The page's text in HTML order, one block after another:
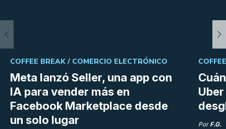
Meta lanzó Seller, una app con
IA para vender más en
Facebook Marketplace desde
un solo lugar
COFFEE BREAK / COMERCIO ELECTRÓNICO
Por F.G.